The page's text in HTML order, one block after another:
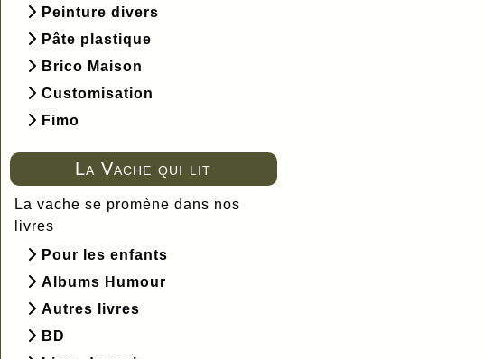
Peinture divers
Pâte plastique
Brico Maison
Customisation
Fimo
La Vache qui lit
La vache se promène dans nos
livres
Pour les enfants
Albums Humour
Autres livres
BD